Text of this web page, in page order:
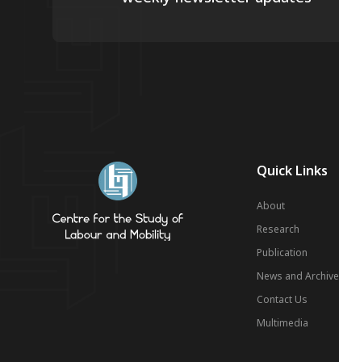
Quick Links
About
Research
Publication
News and Archive
Contact Us
Multimedia